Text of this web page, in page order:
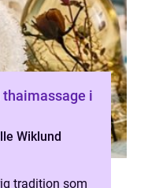
i
Wiklund
tradition som